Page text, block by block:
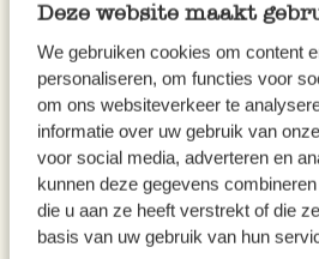
Deze website maakt
We gebruiken cookies om content
personaliseren, om functies voor
om ons websiteverkeer te
informatie over uw gebruik van
voor social media, adverteren en
kunnen deze gegevens
die u aan ze heeft verstrekt of die
basis van uw gebruik van hun